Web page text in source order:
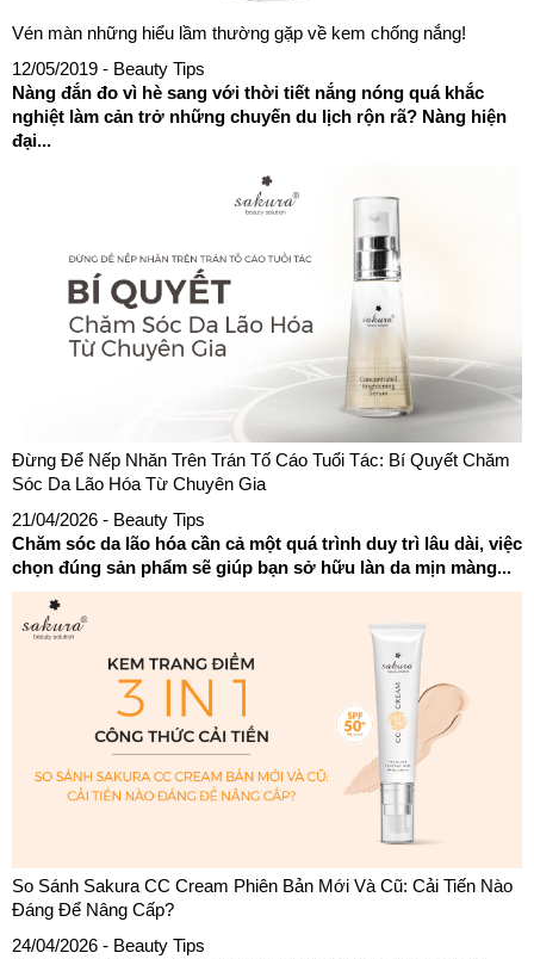
Vén màn những hiểu lầm thường gặp về kem chống nắng!
12/05/2019 - Beauty Tips
Nàng đắn đo vì hè sang với thời tiết nắng nóng quá khắc
nghiệt làm cản trở những chuyến du lịch rộn rã? Nàng hiện
đại...
Đừng Để Nếp Nhăn Trên Trán Tố Cáo Tuổi Tác: Bí Quyết Chăm
Sóc Da Lão Hóa Từ Chuyên Gia
21/04/2026 - Beauty Tips
Chăm sóc da lão hóa cần cả một quá trình duy trì lâu dài, việc
chọn đúng sản phẩm sẽ giúp bạn sở hữu làn da mịn màng...
So Sánh Sakura CC Cream Phiên Bản Mới Và Cũ: Cải Tiến Nào
Đáng Để Nâng Cấp?
24/04/2026 - Beauty Tips